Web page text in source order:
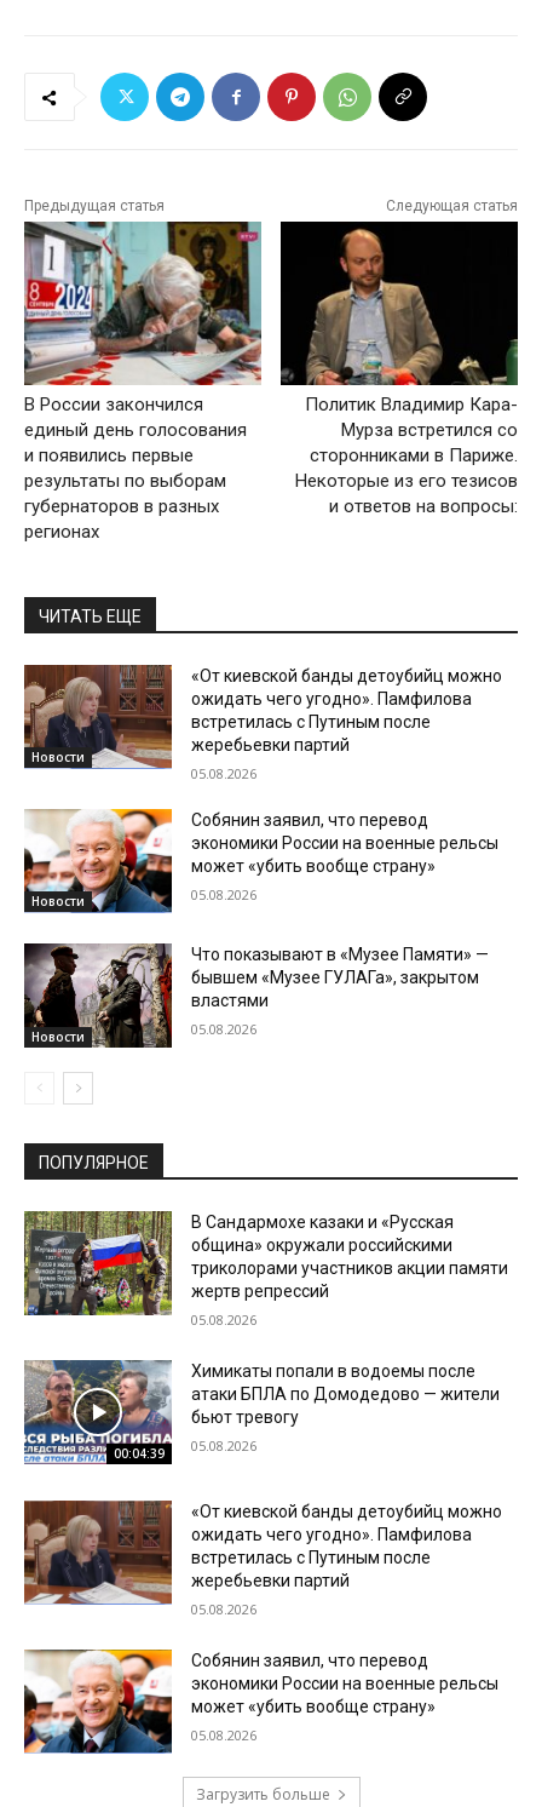
Предыдущая статья
В России закончился
единый день голосования
и появились первые
результаты по выборам
губернаторов в разных
регионах
Следующая статья
Политик Владимир Кара-
Мурза встретился со
сторонниками в Париже.
Некоторые из его тезисов
и ответов на вопросы:
ЧИТАТЬ ЕЩЕ
Новости
«От киевской банды детоубийц можно
ожидать чего угодно». Памфилова
встретилась с Путиным после
жеребьевки партий
05.08.2026
Новости
Собянин заявил, что перевод
экономики России на военные рельсы
может «убить вообще страну»
05.08.2026
Новости
Что показывают в «Музее Памяти» —
бывшем «Музее ГУЛАГа», закрытом
властями
05.08.2026
ПОПУЛЯРНОЕ
В Сандармохе казаки и «Русская
община» окружали российскими
триколорами участников акции памяти
жертв репрессий
05.08.2026
00:04:39
Химикаты попали в водоемы после
атаки БПЛА по Домодедово — жители
бьют тревогу
05.08.2026
«От киевской банды детоубийц можно
ожидать чего угодно». Памфилова
встретилась с Путиным после
жеребьевки партий
05.08.2026
Собянин заявил, что перевод
экономики России на военные рельсы
может «убить вообще страну»
05.08.2026
Загрузить больше